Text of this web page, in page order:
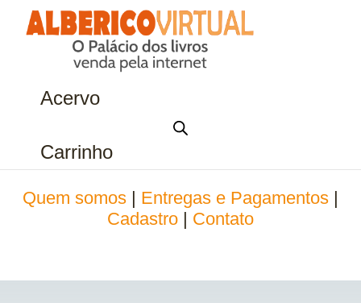
Acervo
Carrinho
Quem somos Entregas e Pagamentos
Cadastro
Contato